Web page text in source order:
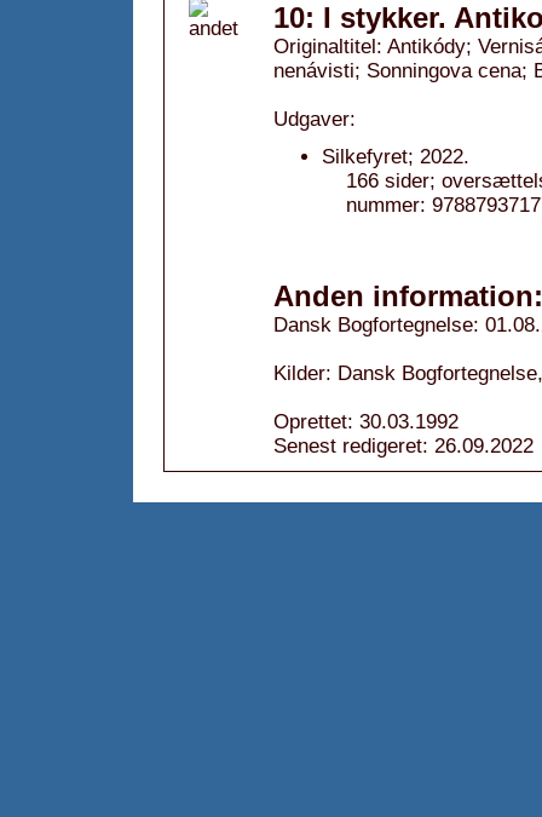
10: I stykker.
Originaltitel: Antikódy;
nenávisti; Sonningova cena;
Udgaver:
Silkefyret; 2022.
166 sider;
nummer:
Anden information:
Dansk Bogfortegnelse:
Kilder: Dansk
Oprettet: 30.03.1992
Senest redigeret: 26.09.2022